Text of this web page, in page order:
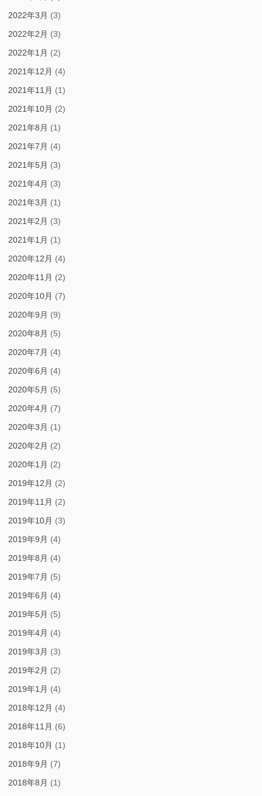
2022年3月 (3)
2022年2月 (3)
2022年1月 (2)
2021年12月 (4)
2021年11月 (1)
2021年10月 (2)
2021年8月 (1)
2021年7月 (4)
2021年5月 (3)
2021年4月 (3)
2021年3月 (1)
2021年2月 (3)
2021年1月 (1)
2020年12月 (4)
2020年11月 (2)
2020年10月 (7)
2020年9月 (9)
2020年8月 (5)
2020年7月 (4)
2020年6月 (4)
2020年5月 (5)
2020年4月 (7)
2020年3月 (1)
2020年2月 (2)
2020年1月 (2)
2019年12月 (2)
2019年11月 (2)
2019年10月 (3)
2019年9月 (4)
2019年8月 (4)
2019年7月 (5)
2019年6月 (4)
2019年5月 (5)
2019年4月 (4)
2019年3月 (3)
2019年2月 (2)
2019年1月 (4)
2018年12月 (4)
2018年11月 (6)
2018年10月 (1)
2018年9月 (7)
2018年8月 (1)